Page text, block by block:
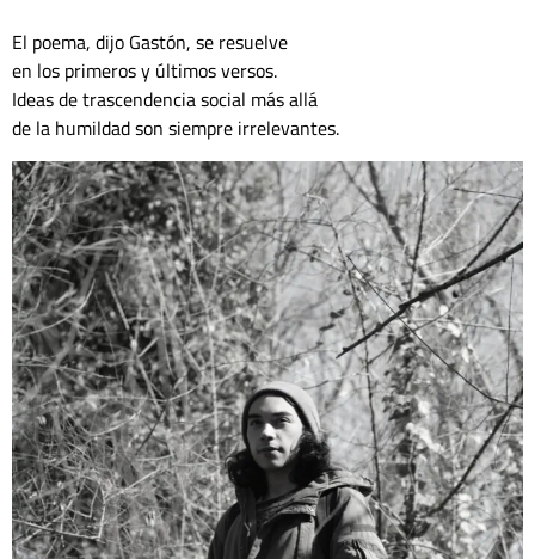
El poema, dijo Gastón, se resuelve
en los primeros y últimos versos.
Ideas de trascendencia social más allá
de la humildad son siempre irrelevantes.